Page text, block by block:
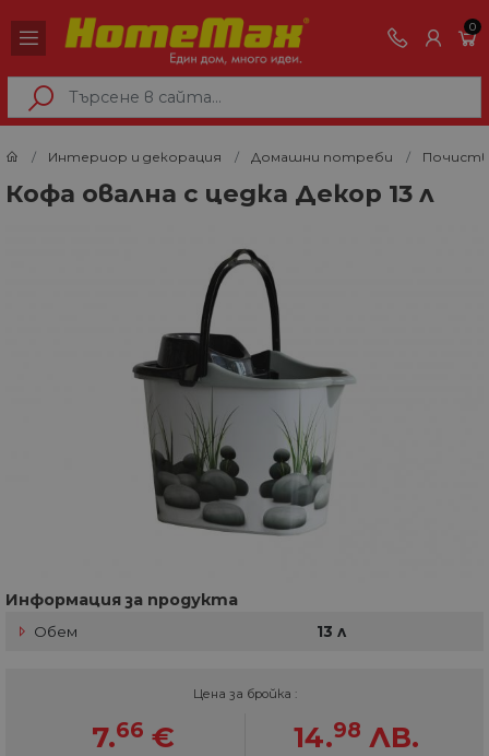
0
Интериор и декорация Домашни потреби
Кофа овална с цедка Декор 13 л
Информация за продукта
Обем 13 л
Цена за бройка :
7.66 € 14.98 ЛВ.